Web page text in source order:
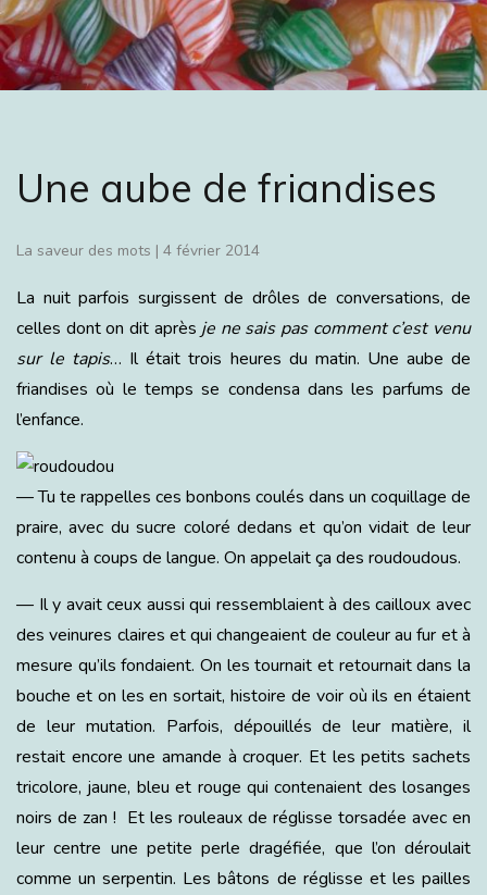
Une aube de friandises
La saveur des mots | 4 février 2014
La nuit parfois surgissent de drôles de conversations, de
celles dont on dit après je ne sais pas comment c’est venu
sur le tapis… Il était trois heures du matin. Une aube de
friandises où le temps se condensa dans les parfums de
l’enfance.
— Tu te rappelles ces bonbons coulés dans un coquillage de
praire, avec du sucre coloré dedans et qu’on vidait de leur
contenu à coups de langue. On appelait ça des roudoudous.
— Il y avait ceux aussi qui ressemblaient à des cailloux avec
des veinures claires et qui changeaient de couleur au fur et à
mesure qu’ils fondaient. On les tournait et retournait dans la
bouche et on les en sortait, histoire de voir où ils en étaient
de leur mutation. Parfois, dépouillés de leur matière, il
restait encore une amande à croquer. Et les petits sachets
tricolore, jaune, bleu et rouge qui contenaient des losanges
noirs de zan ! Et les rouleaux de réglisse torsadée avec en
leur centre une petite perle dragéfiée, que l’on déroulait
comme un serpentin. Les bâtons de réglisse et les pailles